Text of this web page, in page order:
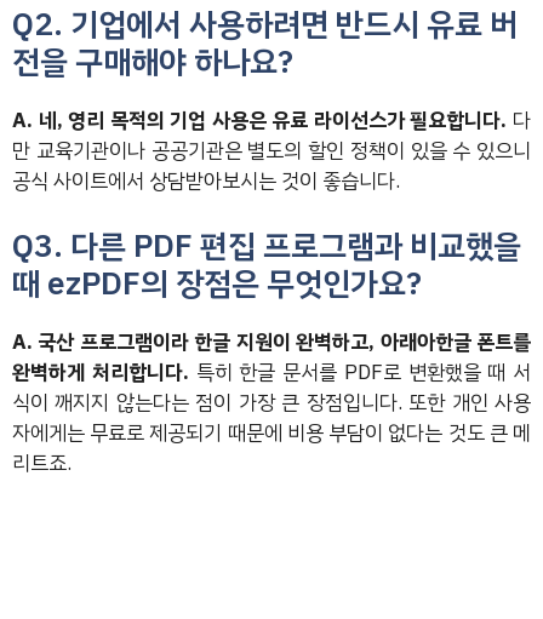
Q2. 기업에서 사용하려면 반드시 유료 버
전을 구매해야 하나요?
A. 네, 영리 목적의 기업 사용은 유료 라이선스가 필요합니다. 다
만 교육기관이나 공공기관은 별도의 할인 정책이 있을 수 있으니
공식 사이트에서 상담받아보시는 것이 좋습니다.
Q3. 다른 PDF 편집 프로그램과 비교했을
때 ezPDF의 장점은 무엇인가요?
A. 국산 프로그램이라 한글 지원이 완벽하고, 아래아한글 폰트를
완벽하게 처리합니다. 특히 한글 문서를 PDF로 변환했을 때 서
식이 깨지지 않는다는 점이 가장 큰 장점입니다. 또한 개인 사용
자에게는 무료로 제공되기 때문에 비용 부담이 없다는 것도 큰 메
리트죠.